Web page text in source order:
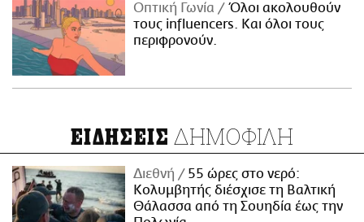
Οπτική Γωνία
Όλοι ακολουθούν
τους influencers. Και όλοι τους
περιφρονούν.
ΕΙΔΗΣΕΙΣ ΔΗΜΟΦΙΛΗ
Διεθνή
55 ώρες στο νερό:
Κολυμβητής διέσχισε τη Βαλτική
Θάλασσα από τη Σουηδία έως την